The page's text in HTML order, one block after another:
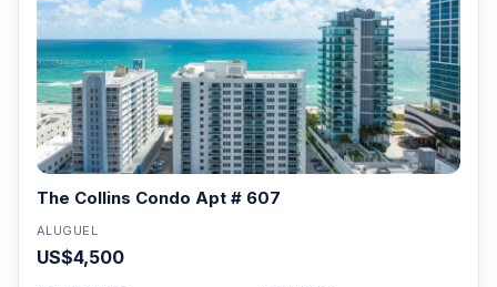
The Collins Condo Apt # 607
ALUGUEL
US$4,500